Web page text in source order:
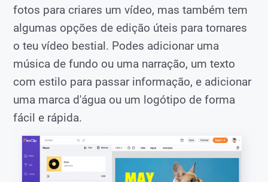
fotos para criares um vídeo, mas também tem
algumas opções de edição úteis para tornares
o teu vídeo bestial. Podes adicionar uma
música de fundo ou uma narração, um texto
com estilo para passar informação, e adicionar
uma marca d'água ou um logótipo de forma
fácil e rápida.